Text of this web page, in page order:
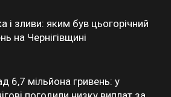
і зливи: яким був цьогорічний
на Чернігівщині
6,7 мільйона гривень: у